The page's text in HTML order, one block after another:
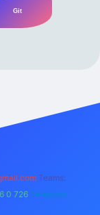
m elexbet
Teams:
0 726 Telegram: